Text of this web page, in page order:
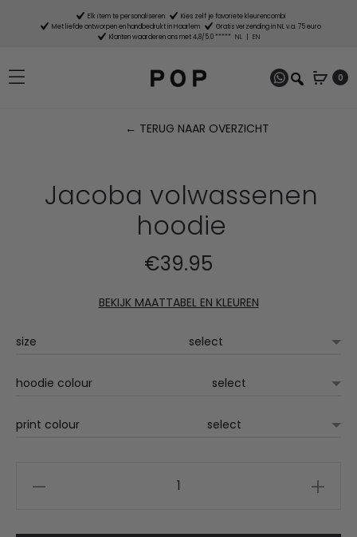
Elk item te personaliseren
Kies zelf je favoriete kleurencombi
Met liefde ontworpen en handbedrukt in Haarlem
Gratis verzending in NL v.a. 75 euro
Klanten waarderen ons met 4,8/5.0 ***** NL EN
0
← TERUG NAAR OVERZICHT
Jacoba volwassenen
hoodie
€39.95
BEKIJK MAATTABEL EN KLEUREN
size
hoodie colour
print colour